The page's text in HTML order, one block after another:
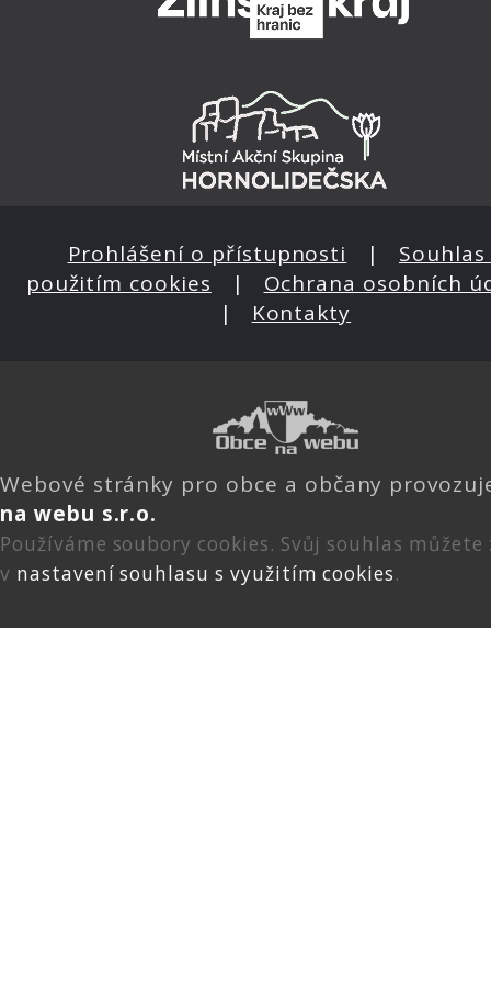
Prohlášení o přístupnosti | Souhlas
použitím cookies | Ochrana osobních
| Kontakty
Webové stránky pro obce a občany
na webu s.r.o.
Používáme soubory cookies. Svůj souhlas
v nastavení souhlasu s využitím cookies.